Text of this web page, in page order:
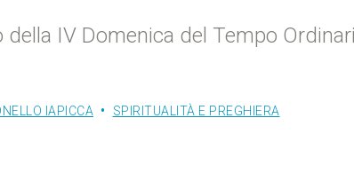
della IV Domenica del Tempo
IAPICCA SPIRITUALITÀ E PREGHIERA